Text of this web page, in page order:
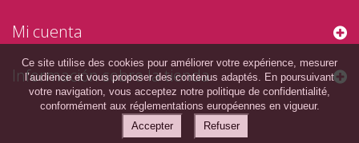
Mi cuenta
Información sobre la tienda
Ce site utilise des cookies pour améliorer votre expérience, mesurer
l’audience et vous proposer des contenus adaptés. En poursuivant
votre navigation, vous acceptez notre politique de confidentialité,
conformément aux réglementations européennes en vigueur.
Accepter
Refuser